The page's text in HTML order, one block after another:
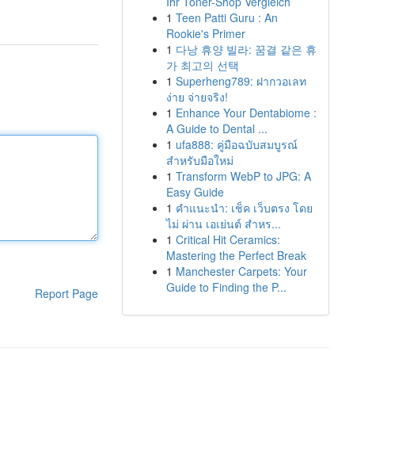
Report Page
1 Teen Patti Guru : An
Rookie's Primer
1 다낭 휴양 빌라: 꿈결 같은 휴
가 최고의 선택
1 Superheng789: ฝากวอเลท
ง่าย จ่ายจริง!
1 Enhance Your Dentabiome :
A Guide to Dental ...
1 ufa888: คู่มือฉบับสมบูรณ์
สำหรับมือใหม่
1 Transform WebP to JPG: A
Easy Guide
1 คำแนะนำ: เช็ค เว็บตรง โดย
ไม่ ผ่าน เอเย่นต์ สำหร...
1 Critical Hit Ceramics:
Mastering the Perfect Break
1 Manchester Carpets: Your
Guide to Finding the P...